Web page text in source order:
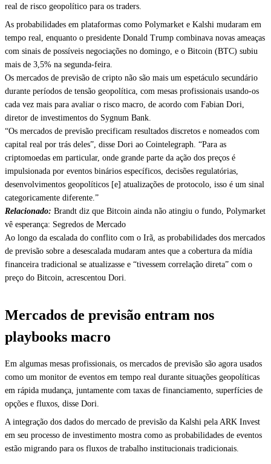
real de risco geopolítico para os traders.
As probabilidades em plataformas como Polymarket e Kalshi mudaram em
tempo real, enquanto o presidente Donald Trump combinava novas ameaças
com sinais de possíveis negociações no domingo, e o Bitcoin (BTC) subiu
mais de 3,5% na segunda-feira.
Os mercados de previsão de cripto não são mais um espetáculo secundário
durante períodos de tensão geopolítica, com mesas profissionais usando-os
cada vez mais para avaliar o risco macro, de acordo com Fabian Dori,
diretor de investimentos do Sygnum Bank.
“Os mercados de previsão precificam resultados discretos e nomeados com
capital real por trás deles”, disse Dori ao Cointelegraph. “Para as
criptomoedas em particular, onde grande parte da ação dos preços é
impulsionada por eventos binários específicos, decisões regulatórias,
desenvolvimentos geopolíticos [e] atualizações de protocolo, isso é um sinal
categoricamente diferente.”
Relacionado: Brandt diz que Bitcoin ainda não atingiu o fundo, Polymarket
vê esperança: Segredos de Mercado
Ao longo da escalada do conflito com o Irã, as probabilidades dos mercados
de previsão sobre a desescalada mudaram antes que a cobertura da mídia
financeira tradicional se atualizasse e “tivessem correlação direta” com o
preço do Bitcoin, acrescentou Dori.
Mercados de previsão entram nos
playbooks macro
Em algumas mesas profissionais, os mercados de previsão são agora usados
como um monitor de eventos em tempo real durante situações geopolíticas
em rápida mudança, juntamente com taxas de financiamento, superfícies de
opções e fluxos, disse Dori.
A integração dos dados do mercado de previsão da Kalshi pela ARK Invest
em seu processo de investimento mostra como as probabilidades de eventos
estão migrando para os fluxos de trabalho institucionais tradicionais.